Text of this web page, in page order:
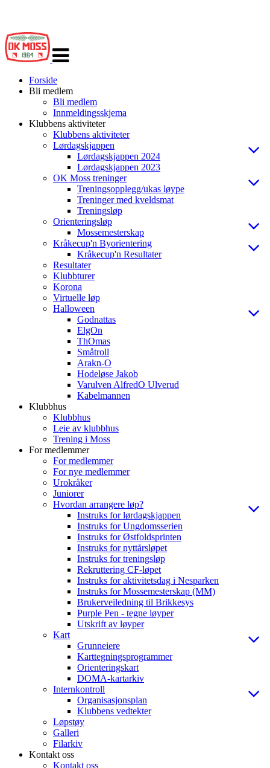
navigasjon
Forside
Bli medlem
Bli medlem
Innmeldingsskjema
Klubbens aktiviteter
Klubbens aktiviteter
Lørdagskjappen
Lørdagskjappen 2024
Lørdagskjappen 2023
OK Moss treninger
Treningsopplegg/ukas løype
Treninger med kveldsmat
Treningsløp
Orienteringsløp
Mossemesterskap
Kråkecup'n Byorientering
Kråkecup'n Resultater
Resultater
Klubbturer
Korona
Virtuelle løp
Halloween
Godnattas
ElgOn
ThOmas
Småtroll
Arakn-O
Hodeløse Jakob
Varulven AlfredO Ulverud
Kabelmannen
Klubbhus
Klubbhus
Leie av klubbhus
Trening i Moss
For medlemmer
For medlemmer
For nye medlemmer
Urokråker
Juniorer
Hvordan arrangere løp?
Instruks for lørdagskjappen
Instruks for Ungdomsserien
Instruks for Østfoldsprinten
Instruks for nyttårsløpet
Instruks for treningsløp
Rekruttering CF-løpet
Instruks for aktivitetsdag i Nesparken
Instruks for Mossemesterskap (MM)
Brukerveiledning til Brikkesys
Purple Pen - tegne løyper
Utskrift av løyper
Kart
Grunneiere
Karttegningsprogrammer
Orienteringskart
DOMA-kartarkiv
Internkontroll
Organisasjonsplan
Klubbens vedtekter
Løpstøy
Galleri
Filarkiv
Kontakt oss
Kontakt oss